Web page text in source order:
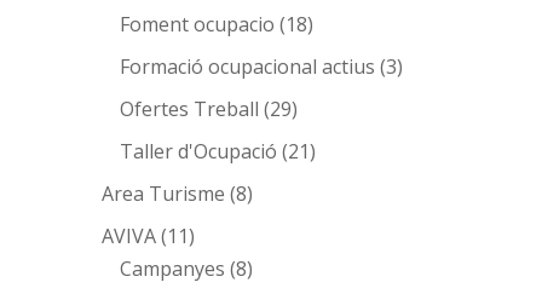
Foment ocupacio (18)
Formació ocupacional actius (3)
Ofertes Treball (29)
Taller d'Ocupació (21)
Area Turisme (8)
AVIVA(11)
Campanyes (8)